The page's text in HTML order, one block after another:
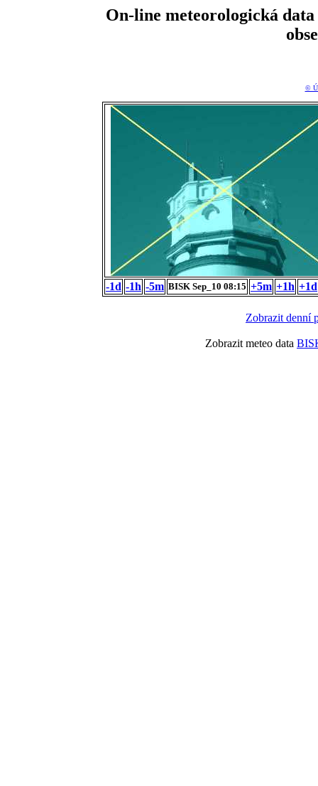
On-line meteorologická
©
-1d -1h -5m BISK Sep_10 08:15 +5m +1h +1d
Zobrazit denní
Zobrazit meteo data